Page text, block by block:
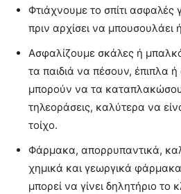
Φτιάχνουμε το σπίτι ασφαλές
πριν αρχίσει να μπουσουλάει
Ασφαλίζουμε σκάλες ή
τα παιδιά να πέσουν, έπιπλα
μπορούν να τα
τηλεοράσεις, καλύτερα να
τοίχο.
Φάρμακα, απορρυπαντικά,
χημικά και γεωργικά φάρμακα
μπορεί να γίνει δηλητήριο το